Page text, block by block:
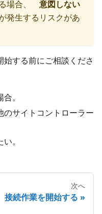
場合、 意図しない
発生するリスクがあ
する前にご相談くださ
。
サイトコントローラー
。
次へ
接続作業を開始する